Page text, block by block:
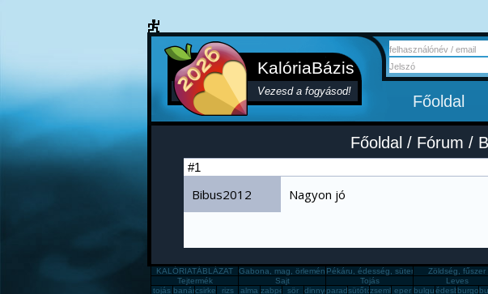
KalóriaBázis
Vezesd a fogyásod!
Főoldal
Főoldal / Fórum /
#1
Bibus2012 Nagyon jó
KALÓRIATÁBLÁZAT Gabona, mag, örleményPékáru, édesség, sütemény, rágcsa, tészta
Zöldség, fűszer
Tejtermék
Sajt Tojás Leves
tojás banáncsirkemell
rizs alma zabpehely
sör dinnyeparadicsom
sütőtökzsemleeper bulgurédesburgonya